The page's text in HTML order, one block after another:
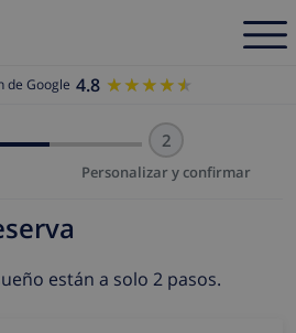
de Google 4.8 ★★★★★
★★★★★
2
Personalizar y confirmar
están a solo 2 pasos.